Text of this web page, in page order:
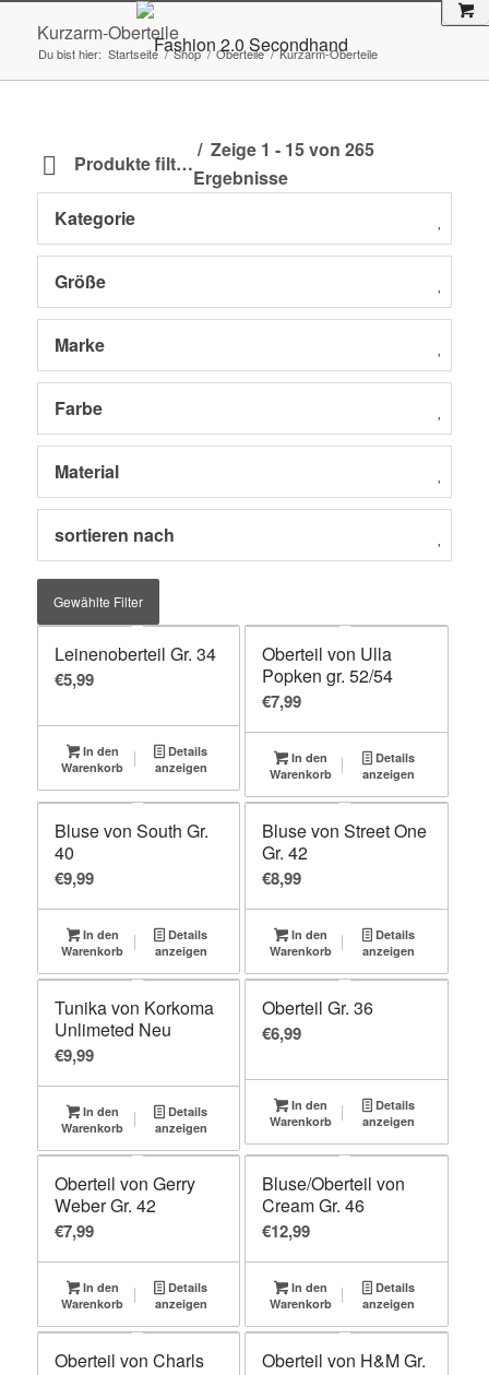
Kurzarm-Oberteile
Du bist hier: Startseite / Shop / Oberteile / Kurzarm-Oberteile
Produkte filtern
Zeige 1 - 15 von 265
Ergebnisse
Kategorie
Größe
Marke
Farbe
Material
sortieren nach
Gewählte Filter
Leinenoberteil Gr. 34
€5,99
In den
Warenkorb
Details
anzeigen
Oberteil von Ulla
Popken gr. 52/54
€7,99
In den
Warenkorb
Details
anzeigen
Bluse von South Gr.
40
€9,99
In den
Warenkorb
Details
anzeigen
Bluse von Street One
Gr. 42
€8,99
In den
Warenkorb
Details
anzeigen
Tunika von Korkoma
Unlimeted Neu
€9,99
In den
Warenkorb
Details
anzeigen
Oberteil Gr. 36
€6,99
In den
Warenkorb
Details
anzeigen
Oberteil von Gerry
Weber Gr. 42
€7,99
In den
Warenkorb
Details
anzeigen
Bluse/Oberteil von
Cream Gr. 46
€12,99
In den
Warenkorb
Details
anzeigen
Oberteil von Charls
Oberteil von H&M Gr.